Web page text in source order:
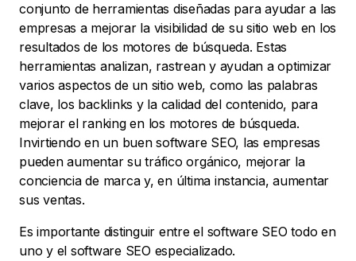
conjunto de herramientas diseñadas para ayudar a las
empresas a mejorar la visibilidad de su sitio web en los
resultados de los motores de búsqueda. Estas
herramientas analizan, rastrean y ayudan a optimizar
varios aspectos de un sitio web, como las palabras
clave, los backlinks y la calidad del contenido, para
mejorar el ranking en los motores de búsqueda.
Invirtiendo en un buen software SEO, las empresas
pueden aumentar su tráfico orgánico, mejorar la
conciencia de marca y, en última instancia, aumentar
sus ventas.
Es importante distinguir entre el software SEO todo en
uno y el software SEO especializado.